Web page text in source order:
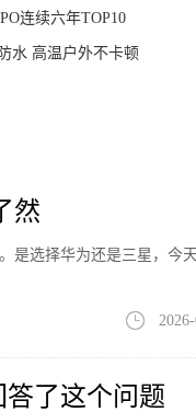
连续六年TOP10
水 高温户外不卡顿
然
是选择华为还是三星，今天
了这个问题